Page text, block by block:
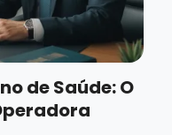
de Saúde: O